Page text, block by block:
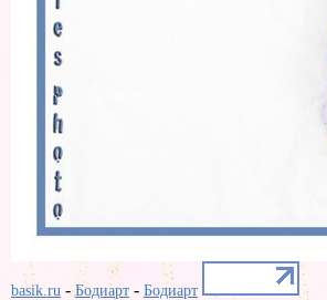
basik.ru -Бодиарт - Бодиарт